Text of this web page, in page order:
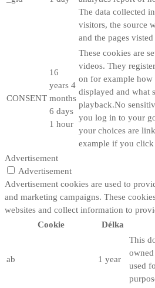
The data collected
visitors, the source
and the pages
CONSENT
16
years 4
months
6 days
1 hour
These cookies are
videos. They
on for example
displayed and what
playback.No
you log in to your
your choices are
example if you
Advertisement
Advertisement
Advertisement cookies are used to
and marketing campaigns. These
websites and collect information to
Cookie
Délka
ab 1 year
This
used